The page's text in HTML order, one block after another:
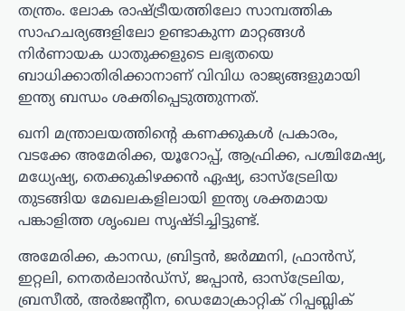
തന്ത്രം. ലോക രാഷ്ട്രീയത്തിലോ സാമ്പത്തിക
സാഹചര്യങ്ങളിലോ ഉണ്ടാകുന്ന മാറ്റങ്ങൾ
നിർണായക ധാതുക്കളുടെ ലഭ്യതയെ
ബാധിക്കാതിരിക്കാനാണ് വിവിധ രാജ്യങ്ങളുമായി
ഇന്ത്യ ബന്ധം ശക്തിപ്പെടുത്തുന്നത്.
ഖനി മന്ത്രാലയത്തിന്റെ കണക്കുകൾ പ്രകാരം,
വടക്കേ അമേരിക്ക, യൂറോപ്പ്, ആഫ്രിക്ക, പശ്ചിമേഷ്യ,
മധ്യേഷ്യ, തെക്കുകിഴക്കൻ ഏഷ്യ, ഓസ്‌ട്രേലിയ
തുടങ്ങിയ മേഖലകളിലായി ഇന്ത്യ ശക്തമായ
പങ്കാളിത്ത ശൃംഖല സൃഷ്ടിച്ചിട്ടുണ്ട്.
അമേരിക്ക, കാനഡ, ബ്രിട്ടൻ, ജർമ്മനി, ഫ്രാൻസ്,
ഇറ്റലി, നെതർലാൻഡ്‌സ്, ജപ്പാൻ, ഓസ്‌ട്രേലിയ,
ബ്രസീൽ, അർജന്റീന, ഡെമോക്രാറ്റിക് റിപ്പബ്ലിക്